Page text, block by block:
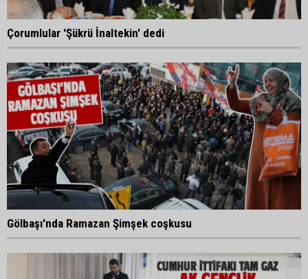
Çorumlular 'Şükrü İnaltekin' dedi
Gölbaşı'nda Ramazan Şimşek coşkusu